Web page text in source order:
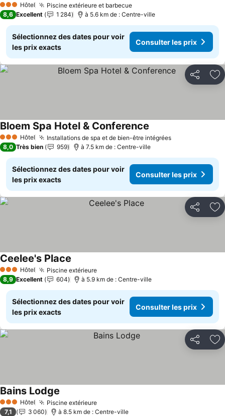
3 ÉtoilesHôtel Piscine extérieure et barbecueConsulter les prix
Consulter les prix
8,6 Excellent 1 284 à 5.6 km de : Centre-ville
Sélectionnez des dates pour voir
les prix exacts
Consulter les prix
Partager
3 ÉtoilesHôtel Installations de spa et de bien-être intégréesConsulter les
Bloem Spa Hotel & Conference
8,0 Très bien 959 à 7.5 km de : Centre-ville
Sélectionnez des dates pour voir
les prix exacts
Consulter les prix
Partager
3 ÉtoilesHôtel Piscine extérieureConsulter les prix
Ceelee's Place
8,9 Excellent 604 à 5.9 km de : Centre-ville
Sélectionnez des dates pour voir
les prix exacts
Consulter les prix
Partager
3 ÉtoilesHôtel Piscine extérieureConsulter les prix
Bains Lodge
7,1 3 060 à 8.5 km de : Centre-ville